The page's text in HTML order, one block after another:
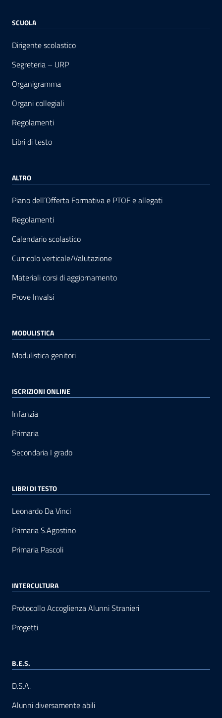
SCUOLA
Dirigente scolastico
Segreteria – URP
Organigramma
Organi collegiali
Regolamenti
Libri di testo
ALTRO
Piano dell’Offerta Formativa e PTOF e allegati
Regolamenti
Calendario scolastico
Curricolo verticale/Valutazione
Materiali corsi di aggiornamento
Prove Invalsi
MODULISTICA
Modulistica genitori
ISCRIZIONI ONLINE
Infanzia
Primaria
Secondaria I grado
LIBRI DI TESTO
Leonardo Da Vinci
Primaria S.Agostino
Primaria Pascoli
INTERCULTURA
Protocollo Accoglienza Alunni Stranieri
Progetti
B.E.S.
D.S.A.
Alunni diversamente abili